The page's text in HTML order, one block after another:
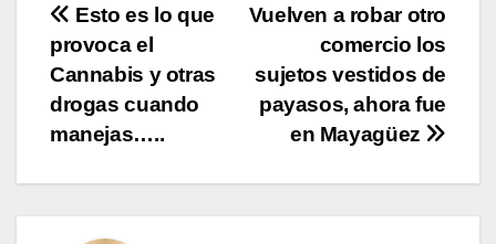
Navegación
de
entradas
Vuelven a robar otro
comercio los
sujetos vestidos de
payasos, ahora fue
en Mayagüez
Esto es lo que
provoca el
Cannabis y otras
drogas cuando
manejas…..